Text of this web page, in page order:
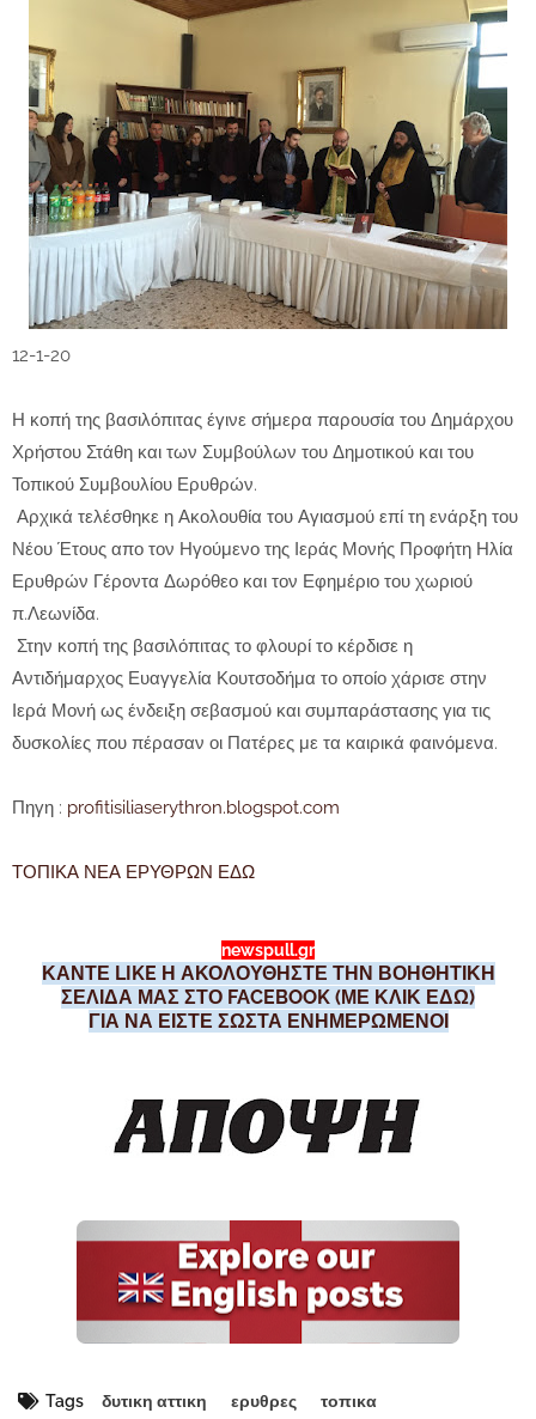
12-1-20
Η κοπή της βασιλόπιτας έγινε σήμερα παρουσία του Δημάρχου
Χρήστου Στάθη και των Συμβούλων του Δημοτικού και του
Τοπικού Συμβουλίου Ερυθρών.
Αρχικά τελέσθηκε η Ακολουθία του Αγιασμού επί τη ενάρξη του
Νέου Έτους απο τον Ηγούμενο της Ιεράς Μονής Προφήτη Ηλία
Ερυθρών Γέροντα Δωρόθεο και τον Εφημέριο του χωριού
π.Λεωνίδα.
Στην κοπή της βασιλόπιτας το φλουρί το κέρδισε η
Αντιδήμαρχος Ευαγγελία Κουτσοδήμα το οποίο χάρισε στην
Ιερά Μονή ως ένδειξη σεβασμού και συμπαράστασης για τις
δυσκολίες που πέρασαν οι Πατέρες με τα καιρικά φαινόμενα.
Πηγη : profitisiliaserythron.blogspot.com
ΤΟΠΙΚΑ ΝΕΑ ΕΡΥΘΡΩΝ ΕΔΩ
newspull.gr
ΚΑΝΤΕ LIKE Η ΑΚΟΛΟΥΘΗΣΤΕ ΤΗΝ ΒΟΗΘΗΤΙΚΗ
ΣΕΛΙΔΑ ΜΑΣ ΣΤΟ FACEBOOK (ΜΕ ΚΛΙΚ ΕΔΩ)
ΓΙΑ ΝΑ ΕΙΣΤΕ ΣΩΣΤΑ ΕΝΗΜΕΡΩΜΕΝΟΙ
Tags δυτικη αττικη ερυθρες
τοπικα